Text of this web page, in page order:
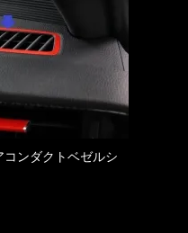
ンダクトベゼルシ